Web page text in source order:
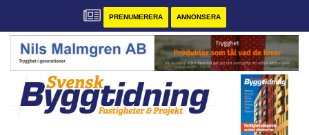
PRENUMERERA ANNONSERA